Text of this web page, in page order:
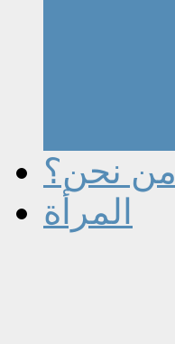
من نحن؟
المرأة